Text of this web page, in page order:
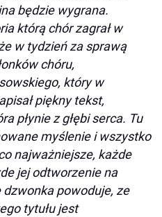
będzie wygrana.
którą chór zagrał w
w tydzień za sprawą
chóru,
który w
piękny tekst,
płynie z głębi serca. Tu
myślenie i wszystko
najważniejsze, każde
jej odtworzenie na
dzwonka powoduje, ze
tytułu jest